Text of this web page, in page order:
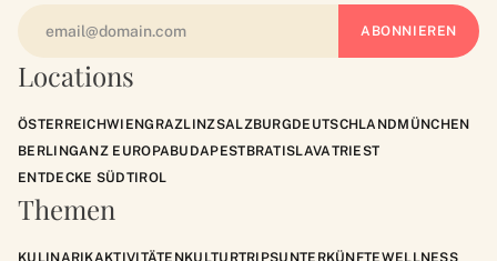
Locations
ÖSTERREICHWIENGRAZLINZSALZBURGDEUTSCHLANDMÜNCHEN
BERLINGANZ EUROPABUDAPESTBRATISLAVATRIEST
ENTDECKE SÜDTIROL
Themen
KULINARIKAKTIVITÄTENKULTURTRIPSUNTERKÜNFTEWELLNESS